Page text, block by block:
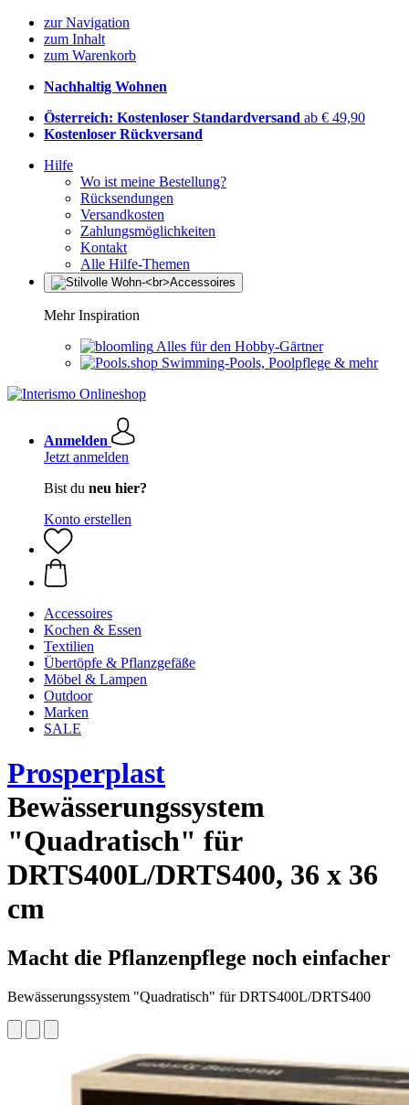
zur Navigation
zum Inhalt
zum Warenkorb
Nachhaltig Wohnen
Österreich: Kostenloser Standardversand ab € 49,90
Kostenloser Rückversand
Hilfe
Wo ist meine Bestellung?
Rücksendungen
Versandkosten
Zahlungsmöglichkeiten
Kontakt
Alle Hilfe-Themen
Mehr Inspiration
Alles für den Hobby-Gärtner
Swimming-Pools, Poolpflege & mehr
Anmelden
Jetzt anmelden
Bist du neu hier?
Konto erstellen
Accessoires
Kochen & Essen
Textilien
Übertöpfe & Pflanzgefäße
Möbel & Lampen
Outdoor
Marken
SALE
Prosperplast
Bewässerungssystem
"Quadratisch" für
DRTS400L/DRTS400, 36 x 36
cm
Macht die Pflanzenpflege noch einfacher
Bewässerungssystem "Quadratisch" für DRTS400L/DRTS400